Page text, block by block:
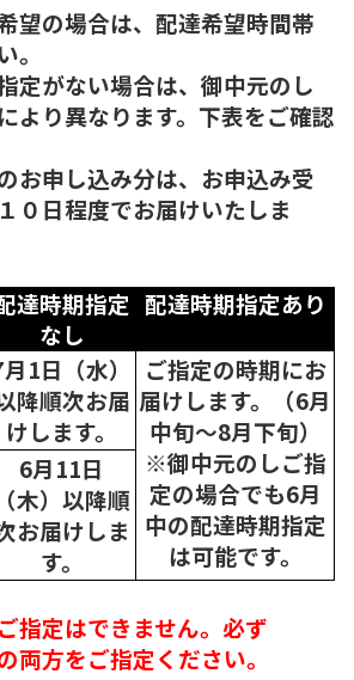
望の場合は、配達希望時間帯
。
定がない場合は、御中元のし
より異なります。下表をご確認
お申し込み分は、お申込み受
０日程度でお届けいたしま
達時期指定
なし
配達時期指定あり
1日（水）
降順次お届
けします。
ご指定の時期にお
届けします。（6月
中旬～8月下旬）
※御中元のしご指
定の場合でも6月
中の配達時期指定
は可能です。
6月11日
（木）以降順
お届けしま
す。
指定はできません。必ず
両方をご指定ください。